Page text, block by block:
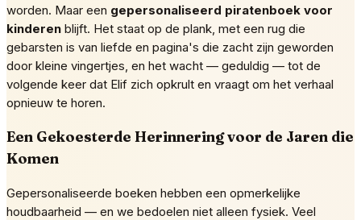
worden. Maar een gepersonaliseerd piratenboek voor
kinderen blijft. Het staat op de plank, met een rug die
gebarsten is van liefde en pagina's die zacht zijn geworden
door kleine vingertjes, en het wacht — geduldig — tot de
volgende keer dat Elif zich opkrult en vraagt om het verhaal
opnieuw te horen.
Een Gekoesterde Herinnering voor de Jaren die
Komen
Gepersonaliseerde boeken hebben een opmerkelijke
houdbaarheid — en we bedoelen niet alleen fysiek. Veel